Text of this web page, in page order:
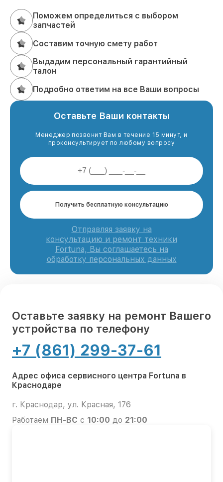
Поможем определиться с выбором
запчастей
Составим точную смету работ
Выдадим персональный гарантийный
талон
Подробно ответим на все Ваши вопросы
Оставьте Ваши контакты
Менеджер позвонит Вам в течение 15 минут, и
проконсультирует по любому вопросу
Получить бесплатную консультацию
Отправляя заявку на
консультацию и ремонт техники
Fortuna, Вы соглашаетесь на
обработку персональных данных
Оставьте заявку на ремонт Вашего
устройства по телефону
+7 (861) 299-37-61
Адрес офиса сервисного центра Fortuna в
Краснодаре
г. Краснодар, ул. Красная, 176
Работаем ПН-ВС с 10:00 до 21:00